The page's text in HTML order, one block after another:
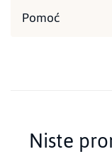
Pomoć
Niste